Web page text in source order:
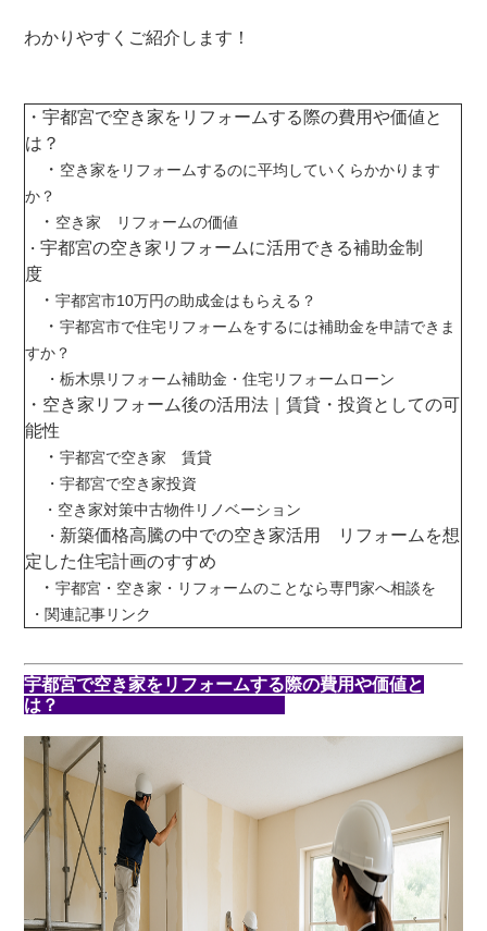
わかりやすくご紹介します！
・宇都宮で空き家をリフォームする際の費用や価値と
は？
・ 空き家をリフォームするのに平均していくらかかります
か？
・ 空き家 リフォームの価値
・宇都宮の空き家リフォームに活用できる補助金制
度
・宇都宮市10万円の助成金はもらえる？
・宇都宮市で住宅リフォームをするには補助金を申請できま
すか？
・栃木県リフォーム補助金・住宅リフォームローン
・ 空き家リフォーム後の活用法｜賃貸・投資としての可
能性
・宇都宮で空き家 賃貸
・宇都宮で空き家投資
・ 空き家対策中古物件リノベーション
・ 新築価格高騰の中での空き家活用 リフォームを想
定した住宅計画のすすめ
・宇都宮・空き家・リフォームのことなら専門家へ相談を
・関連記事リンク
宇都宮で空き家をリフォームする際の費用や価値と
は？